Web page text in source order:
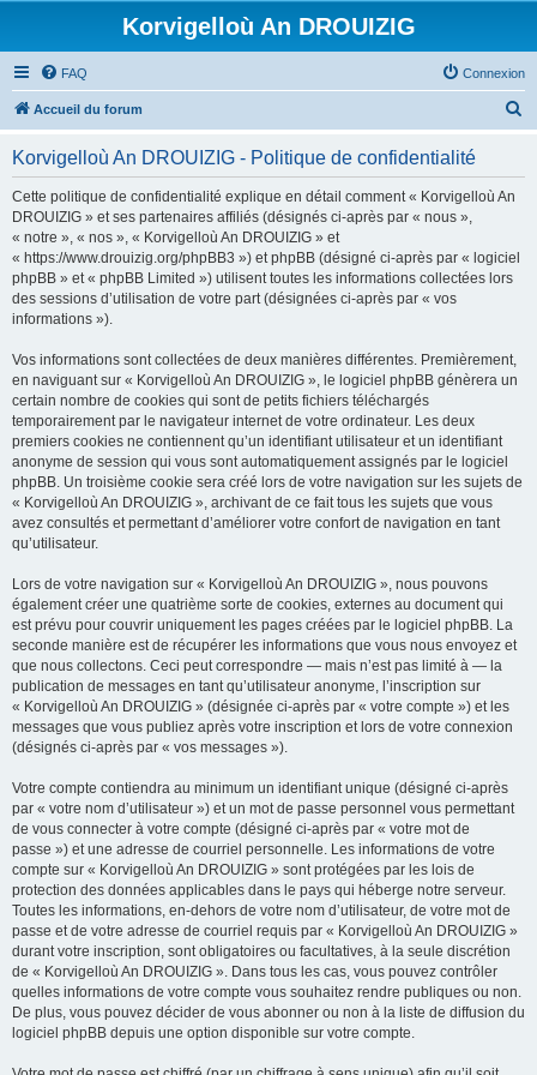
Korvigelloù An DROUIZIG
FAQ Connexion
Accueil du forum
Korvigelloù An DROUIZIG - Politique de confidentialité
Cette politique de confidentialité explique en détail comment « Korvigelloù An
DROUIZIG » et ses partenaires affiliés (désignés ci-après par « nous »,
« notre », « nos », « Korvigelloù An DROUIZIG » et
« https://www.drouizig.org/phpBB3 ») et phpBB (désigné ci-après par « logiciel
phpBB » et « phpBB Limited ») utilisent toutes les informations collectées lors
des sessions d’utilisation de votre part (désignées ci-après par « vos
informations »).
Vos informations sont collectées de deux manières différentes. Premièrement,
en naviguant sur « Korvigelloù An DROUIZIG », le logiciel phpBB génèrera un
certain nombre de cookies qui sont de petits fichiers téléchargés
temporairement par le navigateur internet de votre ordinateur. Les deux
premiers cookies ne contiennent qu’un identifiant utilisateur et un identifiant
anonyme de session qui vous sont automatiquement assignés par le logiciel
phpBB. Un troisième cookie sera créé lors de votre navigation sur les sujets de
« Korvigelloù An DROUIZIG », archivant de ce fait tous les sujets que vous
avez consultés et permettant d’améliorer votre confort de navigation en tant
qu’utilisateur.
Lors de votre navigation sur « Korvigelloù An DROUIZIG », nous pouvons
également créer une quatrième sorte de cookies, externes au document qui
est prévu pour couvrir uniquement les pages créées par le logiciel phpBB. La
seconde manière est de récupérer les informations que vous nous envoyez et
que nous collectons. Ceci peut correspondre — mais n’est pas limité à — la
publication de messages en tant qu’utilisateur anonyme, l’inscription sur
« Korvigelloù An DROUIZIG » (désignée ci-après par « votre compte ») et les
messages que vous publiez après votre inscription et lors de votre connexion
(désignés ci-après par « vos messages »).
Votre compte contiendra au minimum un identifiant unique (désigné ci-après
par « votre nom d’utilisateur ») et un mot de passe personnel vous permettant
de vous connecter à votre compte (désigné ci-après par « votre mot de
passe ») et une adresse de courriel personnelle. Les informations de votre
compte sur « Korvigelloù An DROUIZIG » sont protégées par les lois de
protection des données applicables dans le pays qui héberge notre serveur.
Toutes les informations, en-dehors de votre nom d’utilisateur, de votre mot de
passe et de votre adresse de courriel requis par « Korvigelloù An DROUIZIG »
durant votre inscription, sont obligatoires ou facultatives, à la seule discrétion
de « Korvigelloù An DROUIZIG ». Dans tous les cas, vous pouvez contrôler
quelles informations de votre compte vous souhaitez rendre publiques ou non.
De plus, vous pouvez décider de vous abonner ou non à la liste de diffusion du
logiciel phpBB depuis une option disponible sur votre compte.